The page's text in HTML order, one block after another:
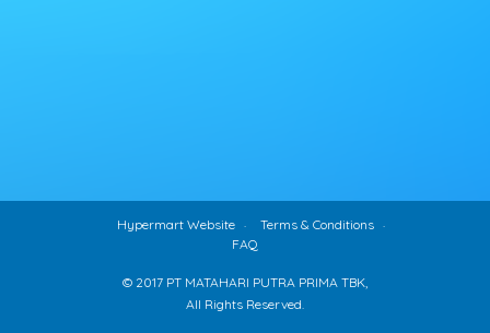
Hypermart Website
Terms & Conditions
FAQ
© 2017 PT MATAHARI PUTRA PRIMA TBK,
All Rights Reserved.